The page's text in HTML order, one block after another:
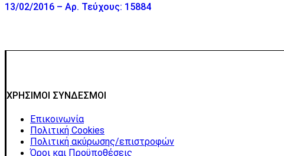
13/02/2016 – Αρ. Τεύχους: 15884
ΧΡΗΣΙΜΟΙ ΣΥΝΔΕΣΜΟΙ
Επικοινωνία
Πολιτική Cookies
Πολιτική ακύρωσης/επιστροφών
Όροι και Προϋποθέσεις